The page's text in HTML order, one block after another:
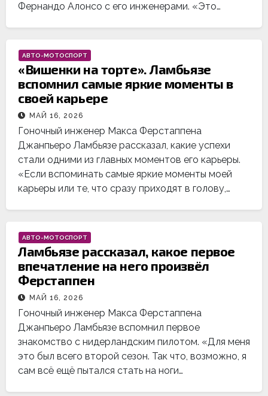
Фернандо Алонсо с его инженерами. «Это…
АВТО-МОТОСПОРТ
«Вишенки на торте». Ламбьязе
вспомнил самые яркие моменты в
своей карьере
МАЙ 16, 2026
Гоночный инженер Макса Ферстаппена
Джанпьеро Ламбьязе рассказал, какие успехи
стали одними из главных моментов его карьеры.
«Если вспоминать самые яркие моменты моей
карьеры или те, что сразу приходят в голову,…
АВТО-МОТОСПОРТ
Ламбьязе рассказал, какое первое
впечатление на него произвёл
Ферстаппен
МАЙ 16, 2026
Гоночный инженер Макса Ферстаппена
Джанпьеро Ламбьязе вспомнил первое
знакомство с нидерландским пилотом. «Для меня
это был всего второй сезон. Так что, возможно, я
сам всё ещё пытался стать на ноги…